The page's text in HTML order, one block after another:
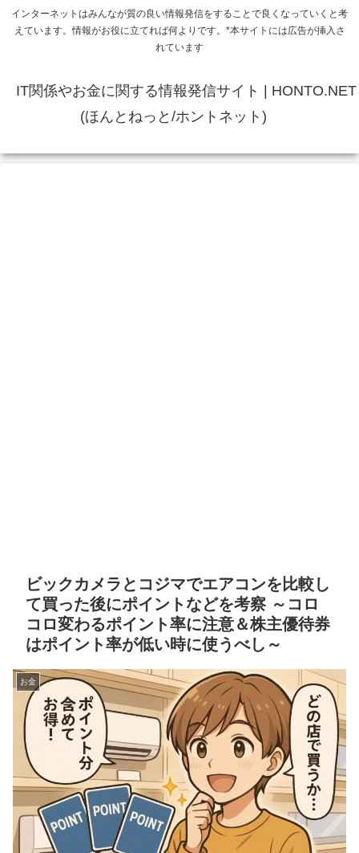
インターネットはみんなが質の良い情報発信をすることで良くなっていくと考
えています。情報がお役に立てれば何よりです。*本サイトには広告が挿入さ
れています
IT関係やお金に関する情報発信サイト | HONTO.NET
(ほんとねっと/ホントネット)
ビックカメラとコジマでエアコンを比較し
て買った後にポイントなどを考察 ～コロ
コロ変わるポイント率に注意＆株主優待券
はポイント率が低い時に使うべし～
お金